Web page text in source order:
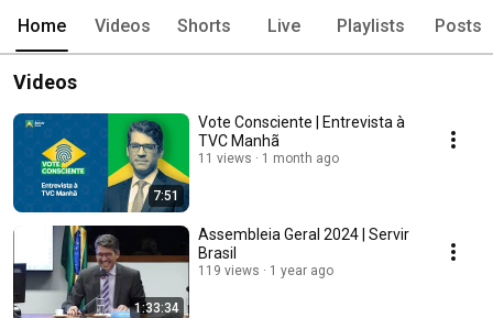
Home Videos Shorts Live Playlists Posts
Videos
7:51
Vote Consciente | Entrevista à
TVC Manhã
11 views 1 month ago
1:33:34
Assembleia Geral 2024 | Servir
Brasil
119 views 1 year ago